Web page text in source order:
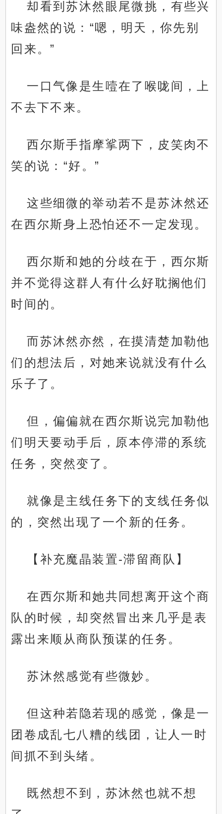
却看到苏沐然眼尾微挑，有些兴
味盎然的说：“嗯，明天，你先别
回来。”
一口气像是生噎在了喉咙间，上
不去下不来。
西尔斯手指摩挲两下，皮笑肉不
笑的说：“好。”
这些细微的举动若不是苏沐然还
在西尔斯身上恐怕还不一定发现。
西尔斯和她的分歧在于，西尔斯
并不觉得这群人有什么好耽搁他们
时间的。
而苏沐然亦然，在摸清楚加勒他
们的想法后，对她来说就没有什么
乐子了。
但，偏偏就在西尔斯说完加勒他
们明天要动手后，原本停滞的系统
任务，突然变了。
就像是主线任务下的支线任务似
的，突然出现了一个新的任务。
【补充魔晶装置-滞留商队】
在西尔斯和她共同想离开这个商
队的时候，却突然冒出来几乎是表
露出来顺从商队预谋的任务。
苏沐然感觉有些微妙。
但这种若隐若现的感觉，像是一
团卷成乱七八糟的线团，让人一时
间抓不到头绪。
既然想不到，苏沐然也就不想